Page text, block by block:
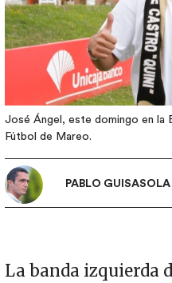
José Ángel, este domingo en la
Fútbol de Mareo.
PABLO GUISASOLA
La banda izquierda